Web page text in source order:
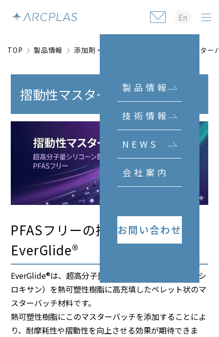
製品情報
技術情報
NEWS
会社案内
お問い合わせ
En
TOP 製品情報 添加剤・マスターバッチ 摺動性マスター
摺動性マスターバッチ
PFASフリーの摺動樹脂材料｜
EverGlide®
EverGlide®は、超高分子量シリコーン（超高分子ポリシ
ロキサン）を熱可塑性樹脂に高充填したペレット状のマ
スターバッチ材料です。
熱可塑性樹脂にこのマスターバッチを添加することによ
り、耐摩耗性や摺動性を向上させる効果が期待できま